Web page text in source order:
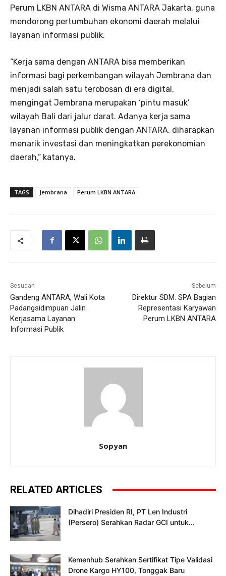
Perum LKBN ANTARA di Wisma ANTARA Jakarta, guna
mendorong pertumbuhan ekonomi daerah melalui
layanan informasi publik.
“Kerja sama dengan ANTARA bisa memberikan
informasi bagi perkembangan wilayah Jembrana dan
menjadi salah satu terobosan di era digital,
mengingat Jembrana merupakan ‘pintu masuk’
wilayah Bali dari jalur darat. Adanya kerja sama
layanan informasi publik dengan ANTARA, diharapkan
menarik investasi dan meningkatkan perekonomian
daerah,” katanya.
TAGS Jembrana Perum LKBN ANTARA
Sesudah
Gandeng ANTARA, Wali Kota
Padangsidimpuan Jalin
Kerjasama Layanan
Informasi Publik
Sebelum
Direktur SDM: SPA Bagian
Representasi Karyawan
Perum LKBN ANTARA
Sopyan
RELATED ARTICLES
Dihadiri Presiden RI, PT Len Industri
(Persero) Serahkan Radar GCI untuk...
Kemenhub Serahkan Sertifikat Tipe Validasi
Drone Kargo HY100, Tonggak Baru